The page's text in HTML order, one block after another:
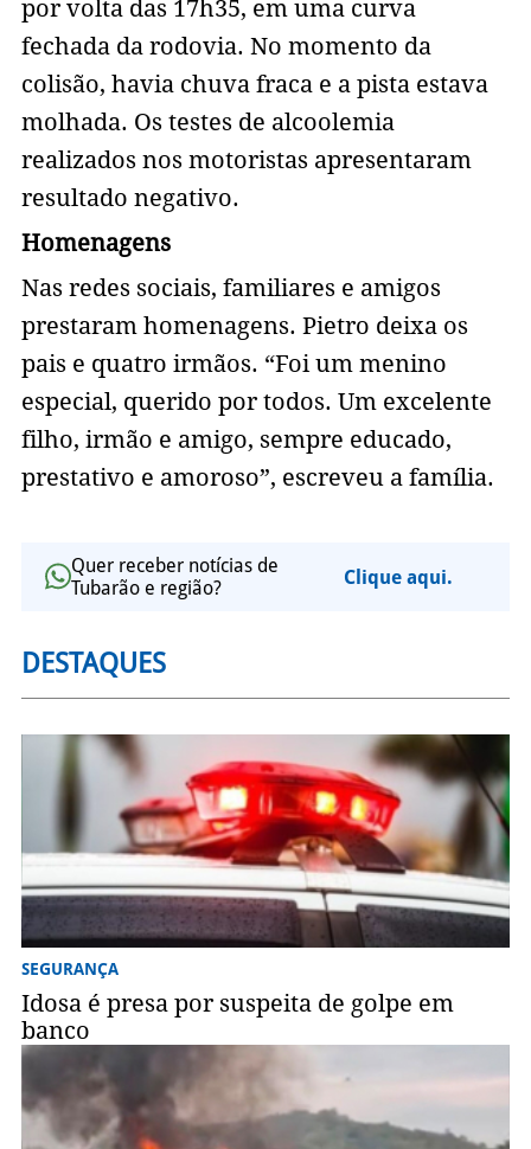
por volta das 17h35, em uma curva
fechada da rodovia. No momento da
colisão, havia chuva fraca e a pista estava
molhada. Os testes de alcoolemia
realizados nos motoristas apresentaram
resultado negativo.
Homenagens
Nas redes sociais, familiares e amigos
prestaram homenagens. Pietro deixa os
pais e quatro irmãos. “Foi um menino
especial, querido por todos. Um excelente
filho, irmão e amigo, sempre educado,
prestativo e amoroso”, escreveu a família.
Quer receber notícias de
Tubarão e região?
Clique aqui.
DESTAQUES
SEGURANÇA
Idosa é presa por suspeita de golpe em
banco